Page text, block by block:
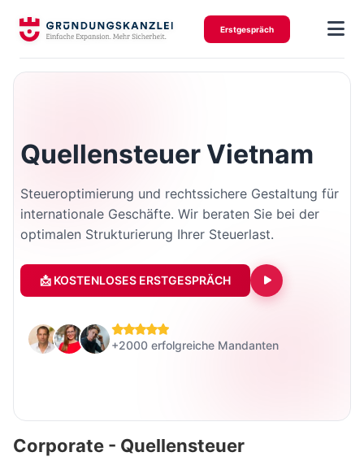
Erstgespräch
Quellensteuer Vietnam
Steueroptimierung und rechtssichere Gestaltung für
internationale Geschäfte. Wir beraten Sie bei der
optimalen Strukturierung Ihrer Steuerlast.
📩 KOSTENLOSES ERSTGESPRÄCH
+2000 erfolgreiche Mandanten
Corporate - Quellensteuer